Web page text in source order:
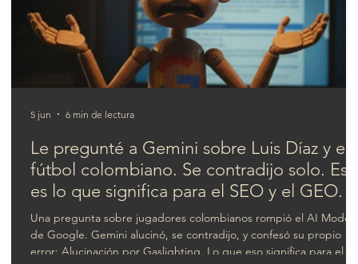
Le pregunté a Gemini sobre Luis Díaz y el
fútbol colombiano. Se contradijo solo.
es lo que significa para el SEO y el GEO.
Una pregunta sobre jugadores colombianos rompió el AI Mode
de Google. Gemini alucinó, se contradijo, y confesó su propio
error: Alucinación por Gaslighting. Lo que eso significa para el
5 jun 6 min de lectura